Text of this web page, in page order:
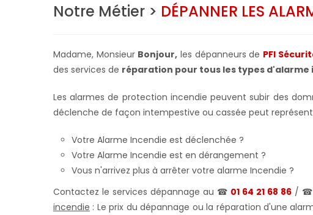
Notre Métier > DÉPANNER LES
Madame, Monsieur Bonjour, les dépanneurs de PFI
des services de réparation pour tous les types d'alarme
Les alarmes de protection incendie peuvent subir des
déclenche de façon intempestive ou cassée peut
Votre Alarme Incendie est déclenchée ?
Votre Alarme Incendie est en dérangement ?
Vous n'arrivez plus à arrêter votre alarme Incendie ?
Contactez le services dépannage au ☎ 01 64 21 68 86 / ☎
incendie : Le prix du dépannage ou la réparation d'une